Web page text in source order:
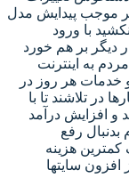
موجب پیدایش مدل
با ورود
دیگر بر هم خورد
به اینترنت
خدمات هر روز در
تلاشند تا با
افزایش درآمد
رفع
هزینه
سایتها